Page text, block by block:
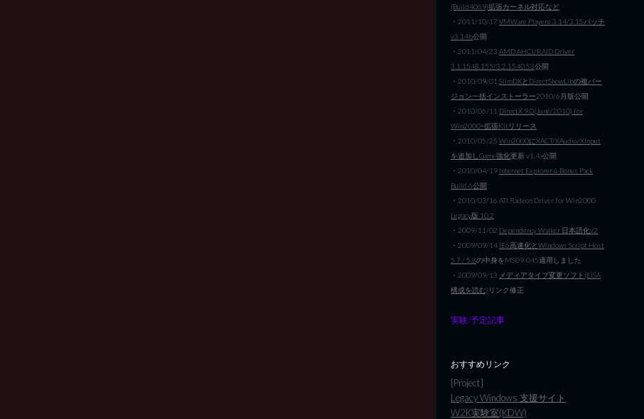
(Build4069)拡張カーネル対応など
・2011/10/17VMWare Playere 3.14/3.15パッチ
v3.14b公開
・2011/04/23 AMD AHCI/RAID Driver
3.1.1548.155/3.2.1540.53公開
・2010/09/01 SlimDXとDirectShowLibの複バー
ジョン一括インストーラー2010/6月版公開
・2010/06/11 DirectX 9.0(June/2010) for
Win2000+拡張Kitリリース
・2010/05/25 Win2000にXACT/XAudio/XInput
を追加しGame強化更新 v1.4a公開
・2010/04/19 Internet Explorer 6 Bonus Pack
Build 6公開
・2010/03/16 ATI Radeon Driver for Win2000
Legacy版 10.2
・2009/11/02 Dependency Walker 日本語化v2
・2009/09/14 IE6高速化とWindows Script Host
5.7 / 5.8の中身をMS09-045適用しました
・2009/09/13 メディアタイプ変更ソフト(EISA
構成を読む) リンク修正
実験/予定記事
おすすめリンク
[Project]
Legacy Windows 支援サイト
W2K実験室(KDW)